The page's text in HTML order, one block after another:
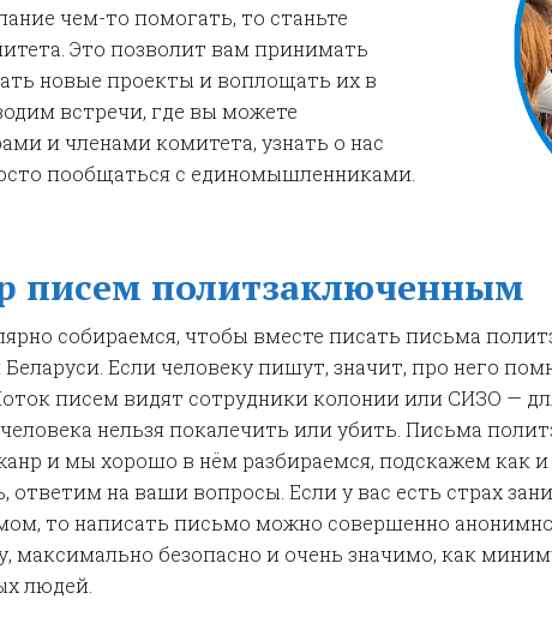
чем-то помогать, то станьте
Это позволит вам принимать
новые проекты и воплощать их в
встречи, где вы можете
и членами комитета, узнать о нас
пообщаться с единомышленниками.
писем политзаключенным
собираемся, чтобы вместе писать письма
Если человеку пишут, значит, про него
писем видят сотрудники колонии или СИЗО —
нельзя покалечить или убить. Письма
и мы хорошо в нём разбираемся, подскажем как
ответим на ваши вопросы. Если у вас есть страх
то написать письмо можно совершенно
максимально безопасно и очень значимо, как
людей.